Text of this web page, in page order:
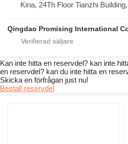
Kina, 24Th Floor Tianzhi
Qingdao Promising International
Kan inte hitta en reservdel? kan inte
en reservdel? kan du inte hitta en
Skicka en förfrågan just nu!
Beställ reservdel